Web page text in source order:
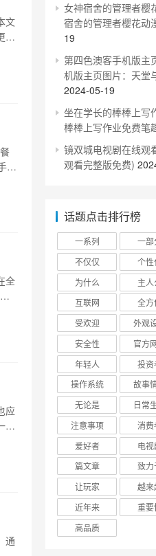
文
有
机
全
应
品
通
女神宿舍的管理者樱
宿舍的管理者樱花动
19
第四色澳客手机版主
机版主页图片：天堂
2024-05-19
坐在学长的棒棒上写
棒棒上写作业免费笔
镜双城电视剧在线观
观看完整版免费)
话题点击排行榜
一系列
一部
不仅仅
个性
为什么
主人
互联网
全方
受欢迎
外观
安全性
官方
年轻人
投资
操作系统
故事
无论是
日常
注意事项
消费
爱好者
电视
篇文章
致力
让玩家
越来
近年来
重要
高品质